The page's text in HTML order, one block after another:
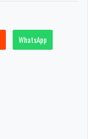
WhatsApp